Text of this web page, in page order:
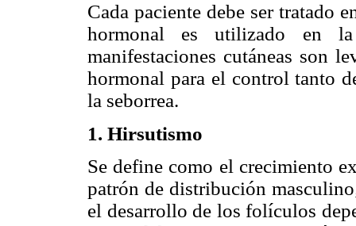
Cada paciente debe ser tratado
hormonal es utilizado en
manifestaciones cutáneas son
hormonal para el control tanto
la seborrea.
1. Hirsutismo
Se define como el crecimiento
patrón de distribución
el desarrollo de los folículos